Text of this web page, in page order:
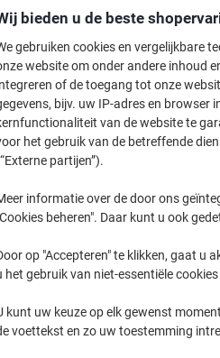
Koffiebonen ›
Welkom bij onze
voorkeur geeft aan de rijke
filterkoffie, hier ontdekt u de
bieden u de beste
gebruiken cookies en vergelijkbare
website om onder andere inhoud
of de toegang tot onze
bijv. uw IP-adres en browser
van de website te
het gebruik van de betreffende
partijen”).
informatie over de door ons
beheren". Daar kunt u ook
op "Accepteren" te klikken, gaat u
het gebruik van niet-essentiële
kunt uw keuze op elk gewenst
voettekst en zo uw toestemming